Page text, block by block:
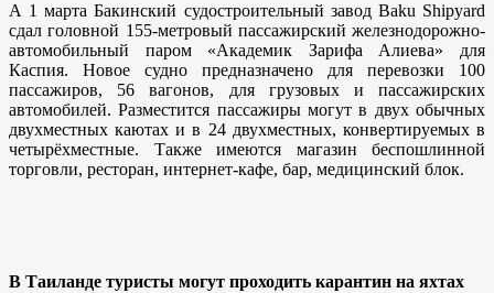
А 1 марта Бакинский судостроительный завод Baku Shipyard
сдал головной 155-метровый пассажирский железнодорожно-
автомобильный паром «Академик Зарифа Алиева» для
Каспия. Новое судно предназначено для перевозки 100
пассажиров, 56 вагонов, для грузовых и пассажирских
автомобилей. Разместится пассажиры могут в двух обычных
двухместных каютах и в 24 двухместных, конвертируемых в
четырёхместные. Также имеются магазин беспошлинной
торговли, ресторан, интернет-кафе, бар, медицинский блок.
В Таиланде туристы могут проходить карантин на яхтах